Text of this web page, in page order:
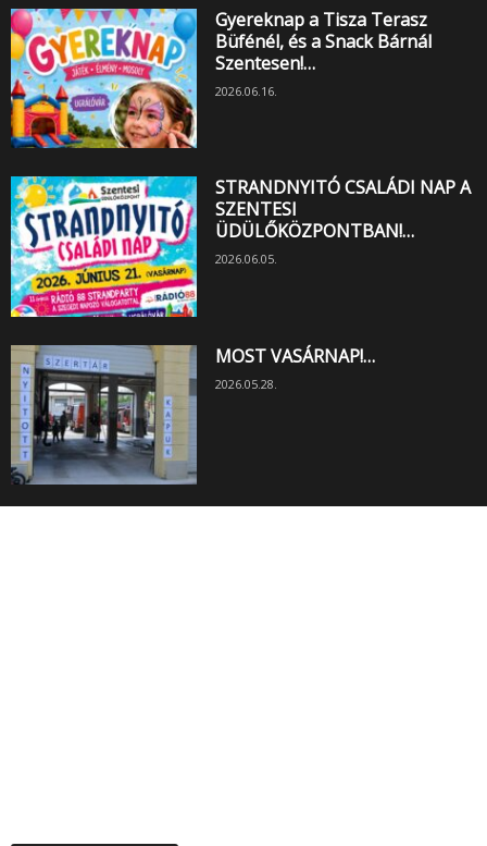
Gyereknap a Tisza Terasz
Büfénél, és a Snack Bárnál
Szentesen!…
2026.06.16.
STRANDNYITÓ CSALÁDI NAP A
SZENTESI
ÜDÜLŐKÖZPONTBAN!…
2026.06.05.
MOST VASÁRNAP!…
2026.05.28.